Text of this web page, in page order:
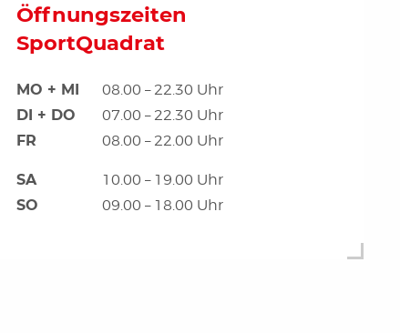
Öffnungszeiten
SportQuadrat
MO + MI
08.00 – 22.30 Uhr
DI + DO
07.00 – 22.30 Uhr
FR
08.00 – 22.00 Uhr
SA
10.00 – 19.00 Uhr
SO
09.00 – 18.00 Uhr